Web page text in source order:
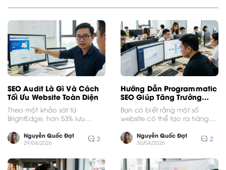
SEO Audit Là Gì Và Cách
Tối Ưu Website Toàn Diện
Theo một khảo sát từ
BrightEdge, hơn 53% lưu
tìm kiếm tự...
Nguyễn Quốc Đạt
29/04/2026 2
Hướng Dẫn Programmatic
SEO Giúp Tăng Trưởng
Traffic Đột Phá
Bạn có biết rằng một số
website có thể tạo ra hàng
chất...Nguyễn Quốc Đạt
30/04/2026 2